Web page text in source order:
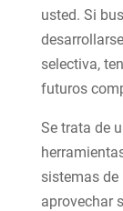
usted. Si
selectiva,
futuros
Se trata de
sistemas
aprovechar